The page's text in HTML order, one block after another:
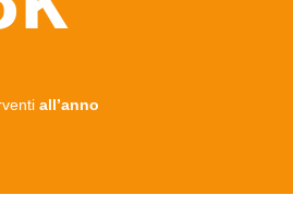
all’anno